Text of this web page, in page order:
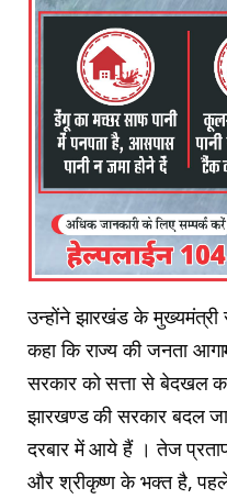
उन्होंने झारखंड के मुख्यमंत्री
कहा कि राज्य की जनता
सरकार को सत्ता से बेदखल
झारखण्ड की सरकार बदल
दरबार में आये हैं । तेज
और श्रीकृष्ण के भक्त है,